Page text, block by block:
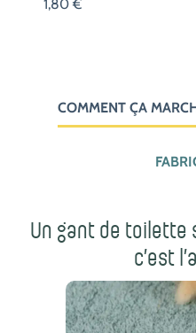
1,80€
COMMENT ÇA
Un gant de toilette
c’est